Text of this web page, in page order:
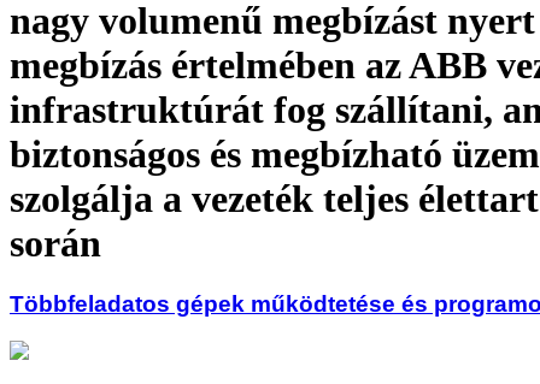
nagy volumenű megbízást
megbízás értelmében az ABB
infrastruktúrát fog szállítani,
biztonságos és megbízható
szolgálja a vezeték teljes
során
Többfeladatos gépek működtetése és